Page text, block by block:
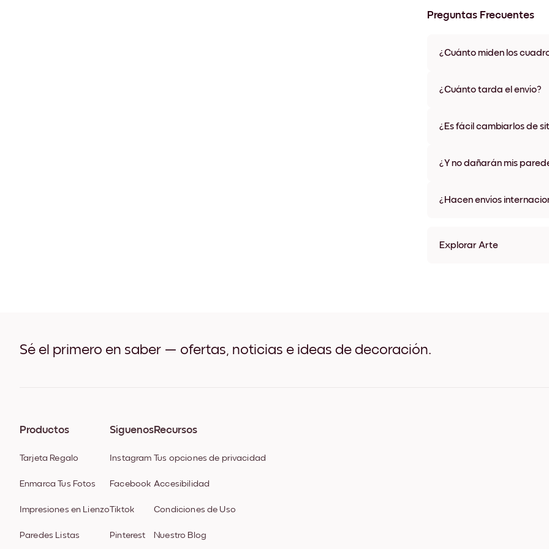
Preguntas Frecuentes
¿Cuánto miden los
materiales y colores de
¿Cuánto tarda el envío?
algunos países. Te
¿Es fácil cambiarlos de
¿Y no dañarán mis
¿Hacen envíos
Explorar Arte
Sé el primero en saber — ofertas, noticias e ideas de decoración.
Productos
Tarjeta Regalo
Enmarca Tus Fotos
Impresiones en Lienzo
Paredes Listas
Síguenos
Instagram
Facebook
Tiktok
Pinterest
Recursos
Tus opciones de privacidad
Accesibilidad
Condiciones de Uso
Nuestro Blog